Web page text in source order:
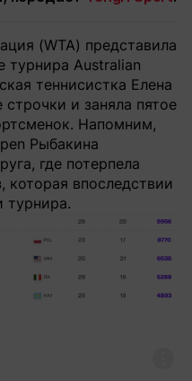
(WTA) представила
турнира Australian
теннисистка Елена
и заняла пятое
Напомним,
Рыбакина
где потерпела
впоследствии
турнира.